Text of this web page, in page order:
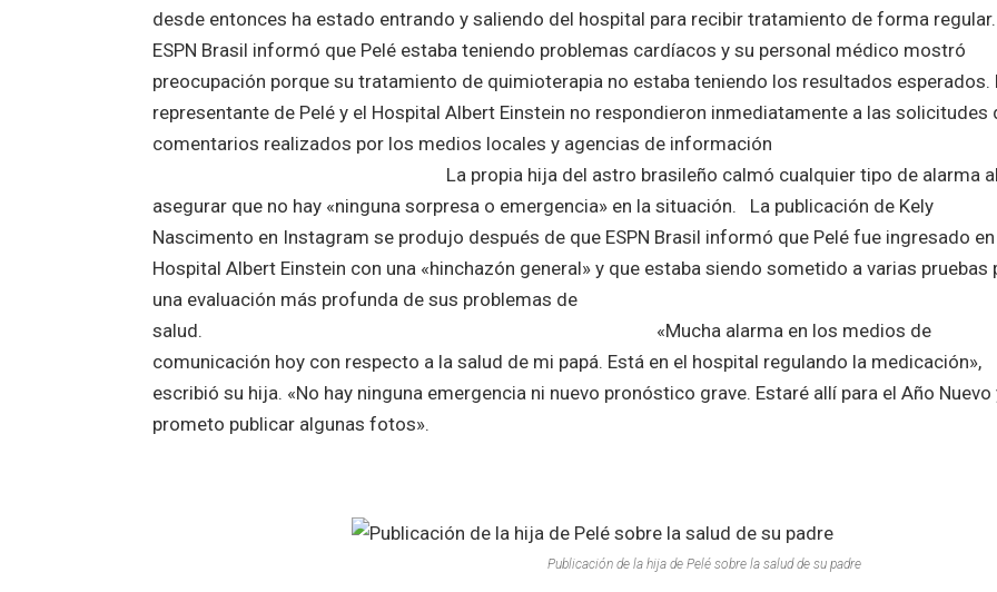
desde entonces ha estado entrando y saliendo del hospital para recibir tratamiento de forma regular.
ESPN Brasil informó que Pelé estaba teniendo problemas cardíacos y su personal médico mostró
preocupación porque su tratamiento de quimioterapia no estaba teniendo los resultados esperados.
representante de Pelé y el Hospital Albert Einstein no respondieron inmediatamente a las solicitudes
comentarios realizados por los medios locales y agencias de
La propia hija del astro brasileño calmó cualquier tipo de alarma
asegurar que no hay «ninguna sorpresa o emergencia» en la situación. La publicación de Kely
Nascimento en Instagram se produjo después de que ESPN Brasil informó que Pelé fue ingresado
Hospital Albert Einstein con una «hinchazón general» y que estaba siendo sometido a varias pruebas
una evaluación más profunda de sus problemas de
salud. «Mucha alarma en los medios de
comunicación hoy con respecto a la salud de mi papá. Está en el hospital regulando la medicación»,
escribió su hija. «No hay ninguna emergencia ni nuevo pronóstico grave. Estaré allí para el Año Nuevo
prometo publicar algunas fotos».
Publicación de la hija de Pelé sobre la salud de su padre